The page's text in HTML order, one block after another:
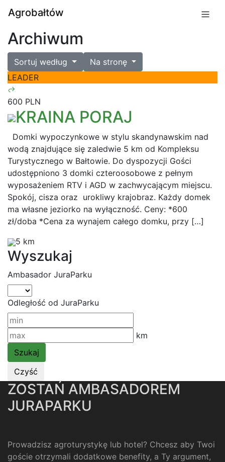
Agrobałtów
Archiwum
Sortuj według
Na stronę
LEADER
600 PLN
KRAINA PORAJ
Domki wypoczynkowe w stylu skandynawskim nad
wodą znajdujące się zaledwie 5 km od Kompleksu
Turystycznego w Bałtowie. Do dyspozycji Gości
udostępniono 3 domki czteroosobowe z pełnym
wyposażeniem RTV i AGD w zachwycającym miejscu.
Spokój, cisza oraz urokliwy krajobraz. Każdy domek
ma własne jeziorko na wyłączność. Ceny: *600
zł/doba *Cena za wynajem całego domku, przy […]
5 km
Wyszukaj
Ambasador JuraParku
Odległość od JuraParku
km
ZOSTAŃ AMBASADOREM
JURAPARKU
Prowadzisz agroturystykę lub hotel? Chcesz aby Twoi
goście otrzymali dodatkowe benefity, a Ty argument,